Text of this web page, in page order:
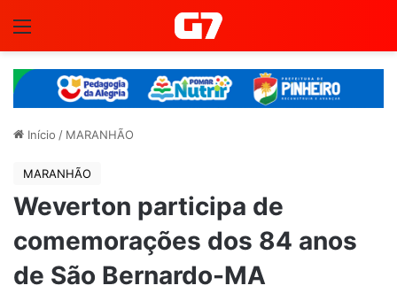
Início / MARANHÃO
MARANHÃO
Weverton participa de
comemorações dos 84 anos
de São Bernardo-MA